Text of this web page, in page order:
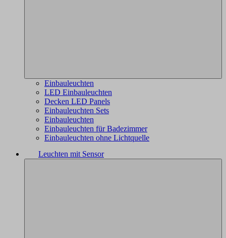
Einbauleuchten
LED Einbauleuchten
Decken LED Panels
Einbauleuchten Sets
Einbauleuchten
Einbauleuchten für Badezimmer
Einbauleuchten ohne Lichtquelle
Leuchten mit Sensor